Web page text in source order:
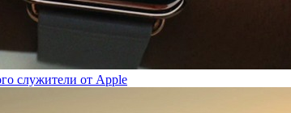
служители от Apple